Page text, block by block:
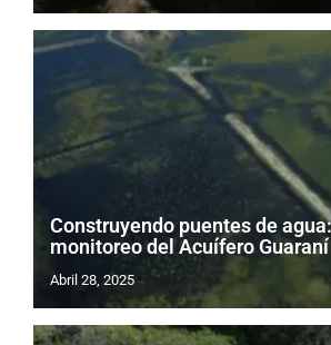
Construyendo puentes de
monitoreo del Acuífero Guaraní
Abril 28, 2025